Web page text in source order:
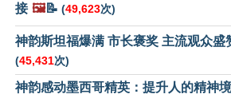
接 🖼️📝 (49,623次)
神韵斯坦福爆满 市长褒奖 主流观众盛
(45,431次)
神韵感动墨西哥精英：提升人的精神